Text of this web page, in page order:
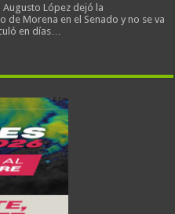
Augusto López dejó la
Morena en el Senado y no se va
en días…